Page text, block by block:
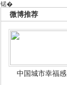
锘�
微博推荐
中国城市幸福感